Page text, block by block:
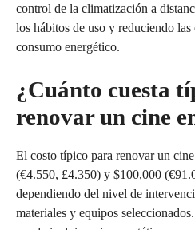
control de la climatización a
los hábitos de uso y reduciendo las
consumo energético.
¿Cuánto cuesta
renovar un cine
El costo típico para renovar un
(€4.550, £4.350) y $100,000
dependiendo del nivel de
materiales y equipos